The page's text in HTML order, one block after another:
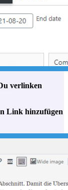
verlinken
Link hinzufügen